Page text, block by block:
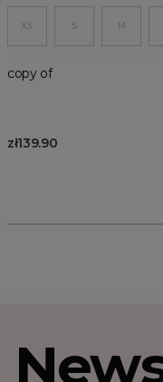
XS S M
copy of
zł139.90